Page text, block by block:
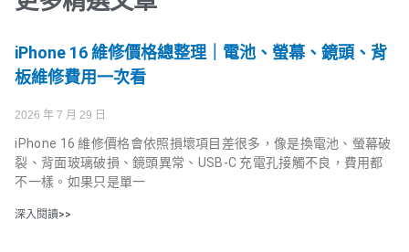
iPhone 16 維修價格總整理｜電池、螢幕、鏡頭、背
板維修費用一次看
2026 年 7 月 29 日
iPhone 16 維修價格會依照損壞項目差很多，像是換電池、螢幕破
裂、背面玻璃破損、鏡頭異常、USB-C 充電孔接觸不良，費用都
不一樣。如果只是單一
深入閱讀>>